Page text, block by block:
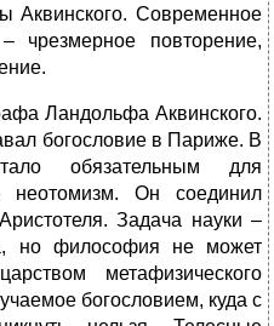
Аквинского. Современное
чрезмерное повторение,
Ландольфа Аквинского.
богословие в Париже. В
обязательным для
неотомизм. Он соединил
Задача науки –
но философия не может
метафизического
богословием, куда с